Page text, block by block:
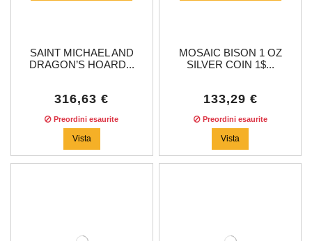
SAINT MICHAEL AND
DRAGON’S HOARD...
316,63 €
Preordini esaurite
Vista
MOSAIC BISON 1 OZ
SILVER COIN 1$...
133,29 €
Preordini esaurite
Vista